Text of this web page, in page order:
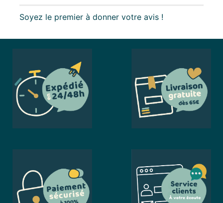
Soyez le premier à donner votre avis !